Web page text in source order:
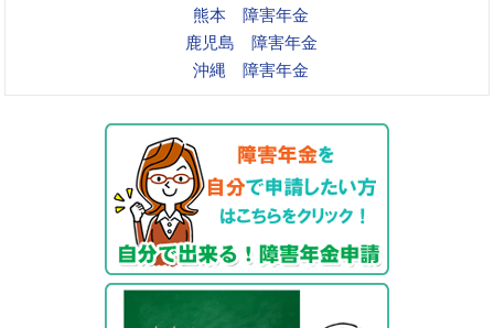
熊本 障害年金
鹿児島 障害年金
沖縄 障害年金